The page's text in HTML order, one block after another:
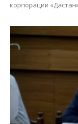
корпорации